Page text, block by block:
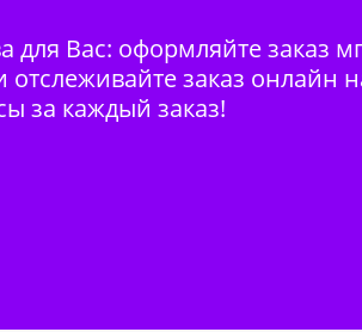
для Вас: оформляйте заказ
отслеживайте заказ онлайн
за каждый заказ!